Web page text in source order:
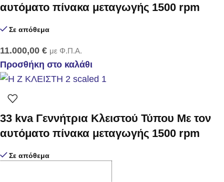
αυτόματο πίνακα μεταγωγής 1500 rpm
Σε απόθεμα
11.000,00 € με Φ.Π.Α.
Προσθήκη στο καλάθι
33 kva Γεννήτρια Κλειστού Τύπου Με τον
αυτόματο πίνακα μεταγωγής 1500 rpm
Σε απόθεμα